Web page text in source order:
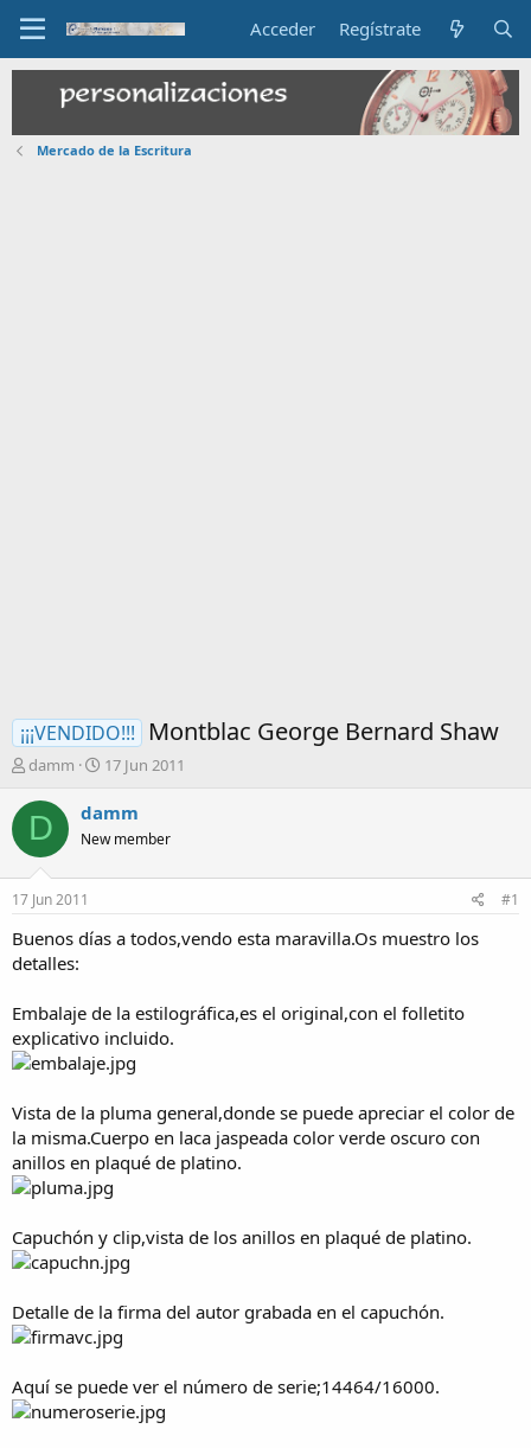
Acceder Regístrate
Mercado de la Escritura
¡¡¡VENDIDO!!! Montblac George Bernard Shaw
I
i
i
d
o
r
d
e
t
e
m
damm
F
c
a
n
o
17 Jun 2011
D damm
New member
17 Jun 2011 #1
Buenos días a todos,vendo esta maravilla.Os muestro los
detalles:
Embalaje de la estilográfica,es el original,con el folletito
explicativo incluido.
Vista de la pluma general,donde se puede apreciar el color de
la misma.Cuerpo en laca jaspeada color verde oscuro con
anillos en plaqué de platino.
Capuchón y clip,vista de los anillos en plaqué de platino.
Detalle de la firma del autor grabada en el capuchón.
Aquí se puede ver el número de serie;14464/16000.